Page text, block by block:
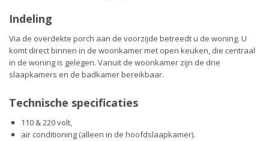
Indeling
Via de overdekte porch aan de voorzijde betreedt u de woning. U
komt direct binnen in de woonkamer met open keuken, die centraal
in de woning is gelegen. Vanuit de woonkamer zijn de drie
slaapkamers en de badkamer bereikbaar.
Technische specificaties
110 & 220 volt,
air conditioning (alleen in de hoofdslaapkamer).